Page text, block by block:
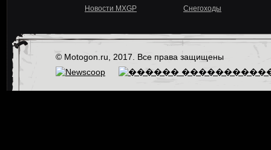
Новости MXGP
Снегоходы
© Motogon.ru, 2017. Все права защищены